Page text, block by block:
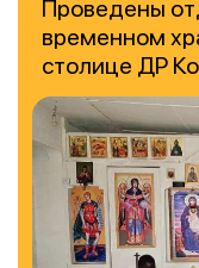
Проведены
временном
столице ДР